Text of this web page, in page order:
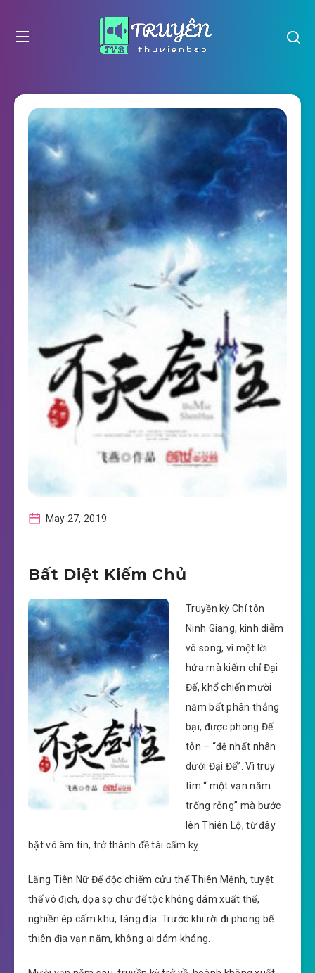
May 27, 2019
Bất Diệt Kiếm Chủ
Truyền kỳ Chí tôn
Ninh Giang, kinh diễm
vô song, vì một lời
hứa mà kiếm chỉ Đại
Đế, khổ chiến mười
năm bất phân thắng
bại, được phong Đế
tôn – “đệ nhất nhân
dưới Đại Đế”. Vì truy
tìm “ một vạn năm
trống rỗng” mà bước
lên Thiên Lộ, từ đây
bặt vô âm tín, trở thành đề tài cấm kỵ
Lăng Tiên Nữ Đế độc chiếm cửu thế Thiên Mệnh, tuyệt
thế vô địch, dọa sợ chư đế tộc không dám xuất thế,
nghiền ép cấm khu, táng địa. Trước khi rời đi phong bế
thiên địa vạn năm, không ai dám kháng.